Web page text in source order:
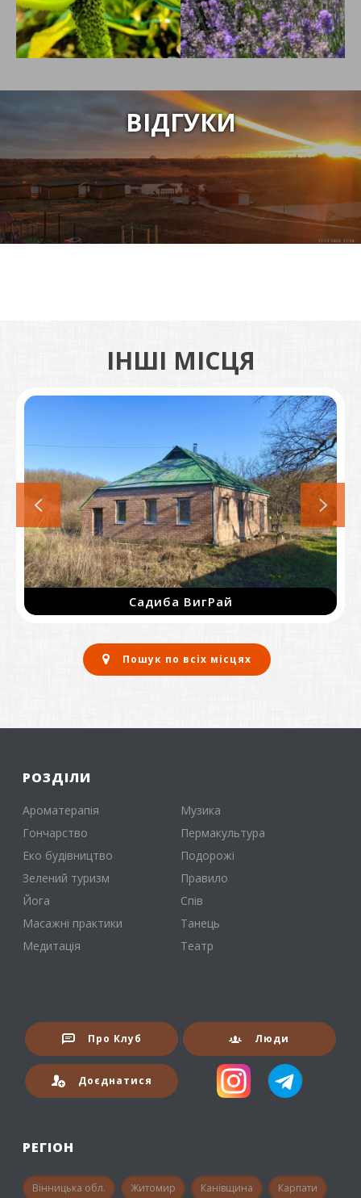
ВІДГУКИ
ІНШІ МІСЦЯ
SKVO SPACE — затишний екопростір
Пошук по всіх місцях
РОЗДІЛИ
Ароматерапія
Гончарство
Еко будівництво
Зелений туризм
Йога
Масажні практики
Медитація
Музика
Пермакультура
Подорожі
Правило
Спів
Танець
Театр
Про Клуб Люди
Доєднатися
РЕГІОН
Вінницька обл. Житомир Канівщина Карпати